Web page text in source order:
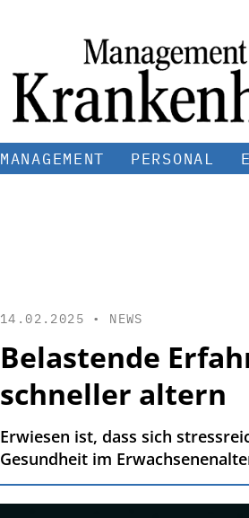
MANAGEMENT PERSONAL
14.02.2025 • NEWS
Belastende
schneller altern
Erwiesen ist, dass sich
Gesundheit im